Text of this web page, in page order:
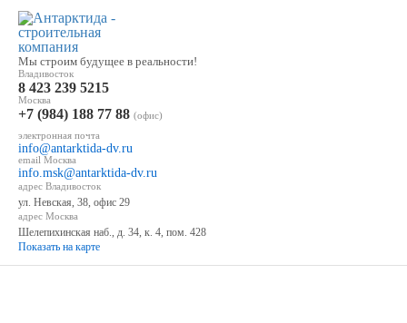
Мы строим будущее в реальности!
Владивосток
8 423 239 5215
Москва
+7 (984) 188 77 88 (офис)
электронная почта
info@antarktida-dv.ru
email Москва
info.msk@antarktida-dv.ru
адрес Владивосток
ул. Невская, 38, офис 29
адрес Москва
Шелепихинская наб., д. 34, к. 4, пом. 428
Показать на карте